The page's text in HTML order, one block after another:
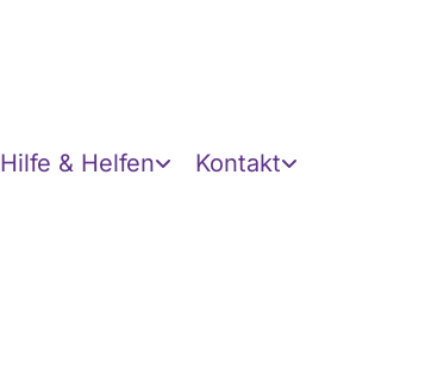
Hilfe & Helfen Kontakt